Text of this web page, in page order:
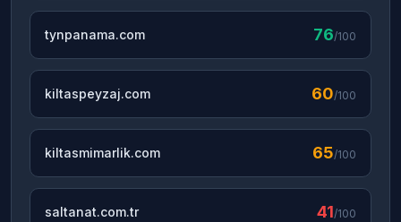
tynpanama.com 76/100
kiltaspeyzaj.com 60/100
kiltasmimarlik.com 65/100
saltanat.com.tr 41/100